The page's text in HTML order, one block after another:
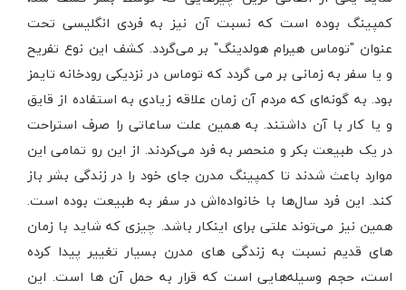
کمپینگ بوده است که نسبت آن نیز به فردی انگلیسی تحت
عنوان "توماس هیرام هولدینگ" بر می‌گردد. کشف این نوع تفریح
و یا سفر به زمانی بر می گردد که توماس در نزدیکی رودخانه تایمز
بود. به گونه‌ای که مردم آن زمان علاقه زیادی به استفاده از قایق
و یا کار با آن داشتند. به همین علت ساعاتی را صرف استراحت
در یک طبیعت بکر و منحصر به فرد می‌کردند. از این رو تمامی این
موارد باعث شدند تا کمپینگ مدرن جای خود را در زندگی بشر باز
کند. این فرد سال‌ها با خانواده‌اش در سفر به طبیعت بوده است.
همین نیز می‌توند علتی برای اینکار باشد. چیزی که شاید با زمان
های قدیم نسبت به زندگی های مدرن بسیار تغییر پیدا کرده
است، حجم وسیله‌هایی است که قرار به حمل آن ها است. این